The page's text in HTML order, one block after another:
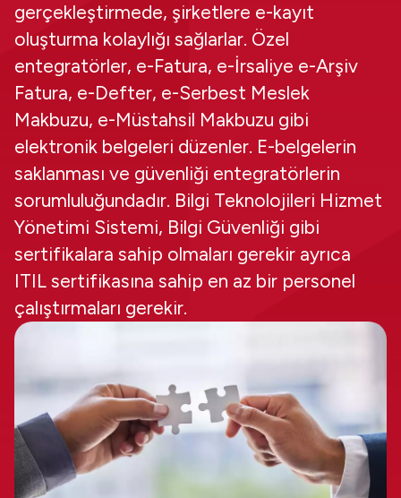
gerçekleştirmede, şirketlere e-kayıt
oluşturma kolaylığı sağlarlar. Özel
entegratörler, e-Fatura, e-İrsaliye e-Arşiv
Fatura, e-Defter, e-Serbest Meslek
Makbuzu, e-Müstahsil Makbuzu gibi
elektronik belgeleri düzenler. E-belgelerin
saklanması ve güvenliği entegratörlerin
sorumluluğundadır. Bilgi Teknolojileri Hizmet
Yönetimi Sistemi, Bilgi Güvenliği gibi
sertifikalara sahip olmaları gerekir ayrıca
ITIL sertifikasına sahip en az bir personel
çalıştırmaları gerekir.